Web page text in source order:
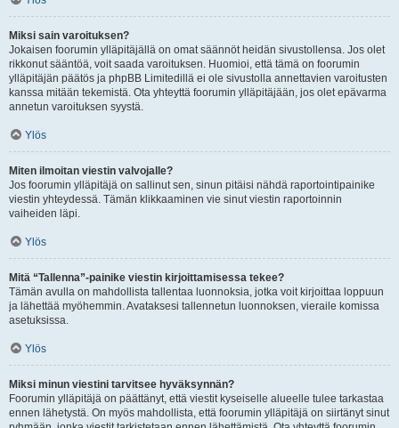
Miksi sain varoituksen?
Jokaisen foorumin ylläpitäjällä on omat säännöt heidän sivustollensa. Jos olet
rikkonut sääntöä, voit saada varoituksen. Huomioi, että tämä on foorumin
ylläpitäjän päätös ja phpBB Limitedillä ei ole sivustolla annettavien varoitusten
kanssa mitään tekemistä. Ota yhteyttä foorumin ylläpitäjään, jos olet epävarma
annetun varoituksen syystä.
Ylös
Miten ilmoitan viestin valvojalle?
Jos foorumin ylläpitäjä on sallinut sen, sinun pitäisi nähdä raportointipainike
viestin yhteydessä. Tämän klikkaaminen vie sinut viestin raportoinnin
vaiheiden läpi.
Ylös
Mitä “Tallenna”-painike viestin kirjoittamisessa tekee?
Tämän avulla on mahdollista tallentaa luonnoksia, jotka voit kirjoittaa loppuun
ja lähettää myöhemmin. Avataksesi tallennetun luonnoksen, vieraile komissa
asetuksissa.
Ylös
Miksi minun viestini tarvitsee hyväksynnän?
Foorumin ylläpitäjä on päättänyt, että viestit kyseiselle alueelle tulee tarkastaa
ennen lähetystä. On myös mahdollista, että foorumin ylläpitäjä on siirtänyt sinut